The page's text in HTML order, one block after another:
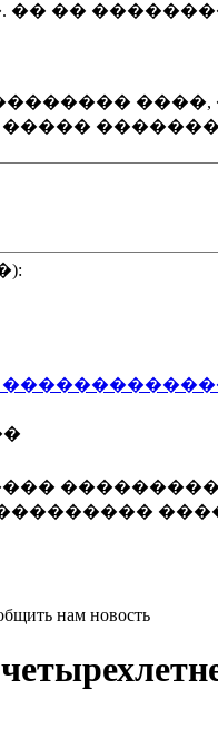
��
нам новость